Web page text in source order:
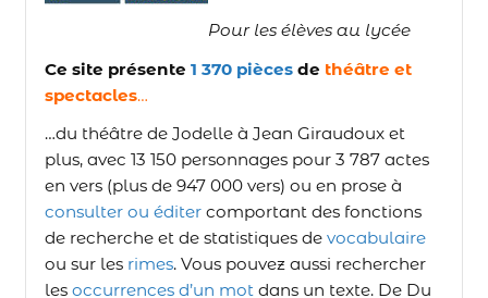
Pour les élèves au lycée
Ce site présente 1 370 piècesde théâtre et
spectacles…
…du théâtre de Jodelle à Jean Giraudoux et
plus, avec 13 150 personnages pour 3 787 actes
en vers (plus de 947 000 vers) ou en prose à
consulter ou éditercomportant des fonctions
de recherche et de statistiques de vocabulaire
ou sur les rimes. Vous pouvez aussi rechercher
les occurrences d’un motdans un texte. De Du